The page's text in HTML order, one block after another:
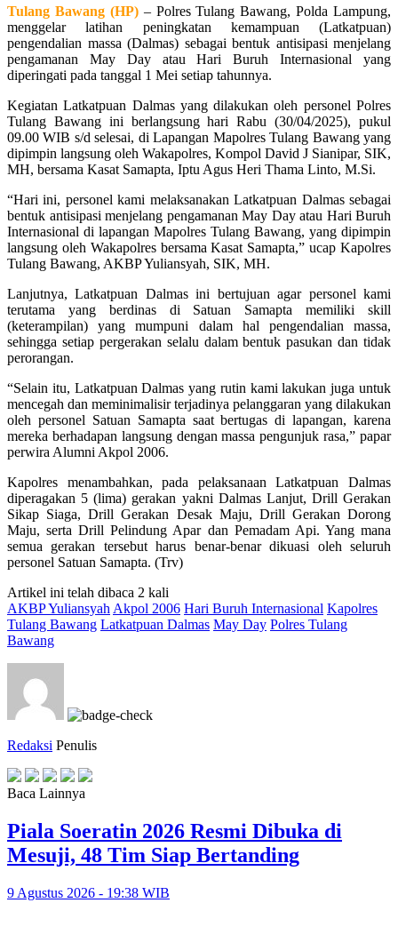
Tulang Bawang (HP)– Polres Tulang Bawang, Polda Lampung,
menggelar latihan peningkatan kemampuan (Latkatpuan)
pengendalian massa (Dalmas) sebagai bentuk antisipasi menjelang
pengamanan May Day atau Hari Buruh Internasional yang
diperingati pada tanggal 1 Mei setiap tahunnya.
Kegiatan Latkatpuan Dalmas yang dilakukan oleh personel Polres
Tulang Bawang ini berlangsung hari Rabu (30/04/2025), pukul
09.00 WIB s/d selesai, di Lapangan Mapolres Tulang Bawang yang
dipimpin langsung oleh Wakapolres, Kompol David J Sianipar, SIK,
MH, bersama Kasat Samapta, Iptu Agus Heri Thama Linto, M.Si.
“Hari ini, personel kami melaksanakan Latkatpuan Dalmas sebagai
bentuk antisipasi menjelang pengamanan May Day atau Hari Buruh
Internasional di lapangan Mapolres Tulang Bawang, yang dipimpin
langsung oleh Wakapolres bersama Kasat Samapta,” ucap Kapolres
Tulang Bawang, AKBP Yuliansyah, SIK, MH.
Lanjutnya, Latkatpuan Dalmas ini bertujuan agar personel kami
terutama yang berdinas di Satuan Samapta memiliki skill
(keterampilan) yang mumpuni dalam hal pengendalian massa,
sehingga setiap pergerakan selalu dalam bentuk pasukan dan tidak
perorangan.
“Selain itu, Latkatpuan Dalmas yang rutin kami lakukan juga untuk
mencegah dan meminimalisir terjadinya pelanggaran yang dilakukan
oleh personel Satuan Samapta saat bertugas di lapangan, karena
mereka berhadapan langsung dengan massa pengunjuk rasa,” papar
perwira Alumni Akpol 2006.
Kapolres menambahkan, pada pelaksanaan Latkatpuan Dalmas
diperagakan 5 (lima) gerakan yakni Dalmas Lanjut, Drill Gerakan
Sikap Siaga, Drill Gerakan Desak Maju, Drill Gerakan Dorong
Maju, serta Drill Pelindung Apar dan Pemadam Api. Yang mana
semua gerakan tersebut harus benar-benar dikuasi oleh seluruh
personel Satuan Samapta. (Trv)
Artikel ini telah dibaca 2 kali
AKBP Yuliansyah Akpol 2006 Hari Buruh Internasional Kapolres
Tulang Bawang Latkatpuan Dalmas May Day Polres Tulang
Bawang
Redaksi Penulis
Baca Lainnya
Piala Soeratin 2026 Resmi Dibuka di
Mesuji, 48 Tim Siap Bertanding
9 Agustus 2026 - 19:38 WIB